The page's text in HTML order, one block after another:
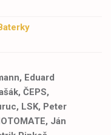
Eduard
ČEPS,
LSK, Peter
Ján